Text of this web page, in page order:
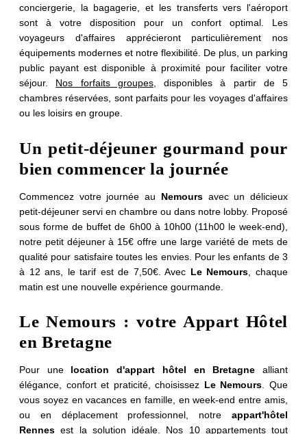
conciergerie, la bagagerie, et les transferts vers l'aéroport
sont à votre disposition pour un confort optimal. Les
voyageurs d'affaires apprécieront particulièrement nos
équipements modernes et notre flexibilité. De plus, un parking
public payant est disponible à proximité pour faciliter votre
séjour. Nos forfaits groupes, disponibles à partir de 5
chambres réservées, sont parfaits pour les voyages d'affaires
ou les loisirs en groupe.
Un petit-déjeuner gourmand pour
bien commencer la journée
Commencez votre journée au Nemoursavec un délicieux
petit-déjeuner servi en chambre ou dans notre lobby. Proposé
sous forme de buffet de 6h00 à 10h00 (11h00 le week-end),
notre petit déjeuner à 15€ offre une large variété de mets de
qualité pour satisfaire toutes les envies. Pour les enfants de 3
à 12 ans, le tarif est de 7,50€. Avec Le Nemours , chaque
matin est une nouvelle expérience gourmande.
Le Nemours : votre Appart Hôtel
en Bretagne
Pour une location d'appart hôtel en Bretagne alliant
élégance, confort et praticité, choisissez Le Nemours . Que
vous soyez en vacances en famille, en week-end entre amis,
ou en déplacement professionnel, notre appart'hôtel
Rennes est la solution idéale. Nos 10 appartements tout
Accueil
Appartements
Chambres
Contacter le service
groupe
Nom* :
Téléphone*:
Date de départ :
Email